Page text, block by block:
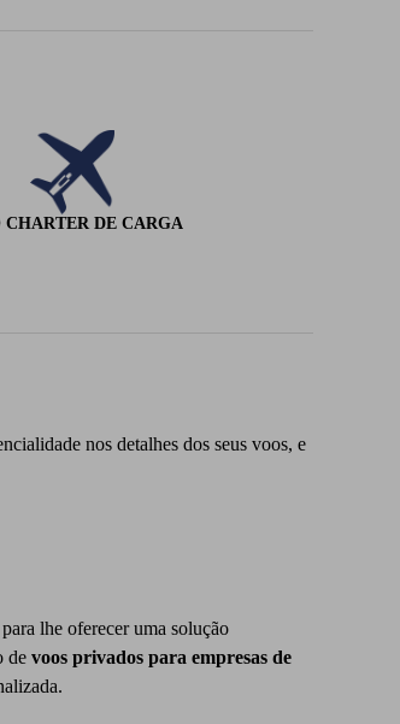
CHARTER DE CARGA
nos detalhes dos seus voos, e
lhe oferecer uma solução
de voos privados para empresas de